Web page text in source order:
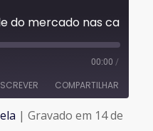
00:00 /
COMPARTILHAR
| Gravado em 14 de